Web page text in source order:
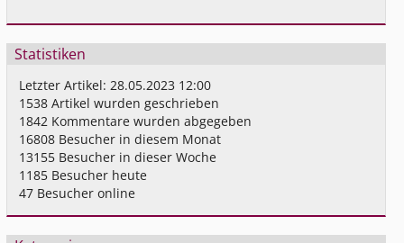
Statistiken
Letzter Artikel:28.05.2023 12:00
1538 Artikel wurden geschrieben
1842 Kommentare wurden abgegeben
16808 Besucher in diesem Monat
13155 Besucher in dieser Woche
1185 Besucher heute
47 Besucher online